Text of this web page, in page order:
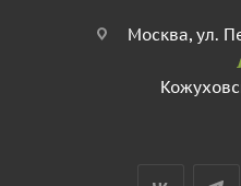
Москва, ул.